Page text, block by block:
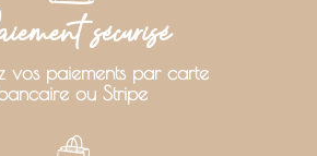
sécurisé
vos paiements par carte
bancaire ou Stripe